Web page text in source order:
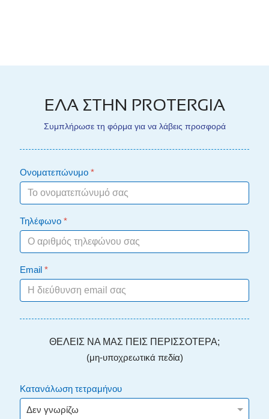
ΕΛΑ ΣΤΗΝ PROTERGIA
Συμπλήρωσε τη φόρμα για να λάβεις προσφορά
Ονοματεπώνυμο *
Τηλέφωνο *
Email *
ΘΕΛΕΙΣ ΝΑ ΜΑΣ ΠΕΙΣ ΠΕΡΙΣΣΟΤΕΡΑ;
(μη-υποχρεωτικά πεδία)
Κατανάλωση τετραμήνου